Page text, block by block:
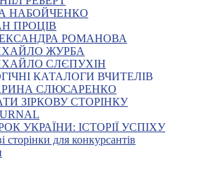
НАБОЙЧЕНКО
ПРОЦІВ
РОМАНОВА
ЖУРБА
СЛЄПУХІН
КАТАЛОГИ ВЧИТЕЛІВ
СЛЮСАРЕНКО
ЗІРКОВУ СТОРІНКУ
УКРАЇНИ: ІСТОРІЇ УСПІХУ
сторінки для конкурсантів